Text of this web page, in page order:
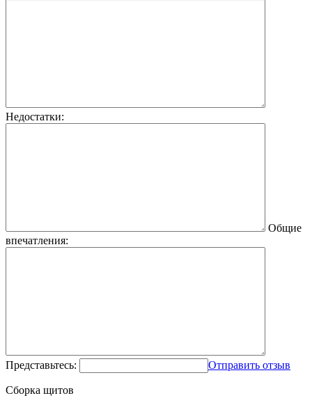
Недостатки:
Общие
впечатления:
Представьтесь: Отправить отзыв
Сборка щитов